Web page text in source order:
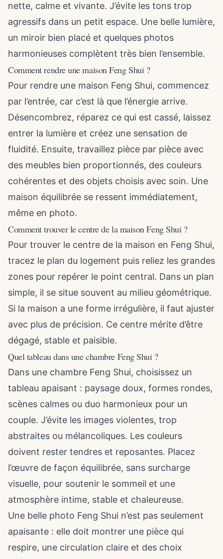
nette, calme et vivante. J’évite les tons trop
agressifs dans un petit espace. Une belle lumière,
un miroir bien placé et quelques photos
harmonieuses complètent très bien l’ensemble.
Comment rendre une maison Feng Shui ?
Pour rendre une maison Feng Shui, commencez
par l’entrée, car c’est là que l’énergie arrive.
Désencombrez, réparez ce qui est cassé, laissez
entrer la lumière et créez une sensation de
fluidité. Ensuite, travaillez pièce par pièce avec
des meubles bien proportionnés, des couleurs
cohérentes et des objets choisis avec soin. Une
maison équilibrée se ressent immédiatement,
même en photo.
Comment trouver le centre de la maison Feng Shui ?
Pour trouver le centre de la maison en Feng Shui,
tracez le plan du logement puis reliez les grandes
zones pour repérer le point central. Dans un plan
simple, il se situe souvent au milieu géométrique.
Si la maison a une forme irrégulière, il faut ajuster
avec plus de précision. Ce centre mérite d’être
dégagé, stable et paisible.
Quel tableau dans une chambre Feng Shui ?
Dans une chambre Feng Shui, choisissez un
tableau apaisant : paysage doux, formes rondes,
scènes calmes ou duo harmonieux pour un
couple. J’évite les images violentes, trop
abstraites ou mélancoliques. Les couleurs
doivent rester tendres et reposantes. Placez
l’œuvre de façon équilibrée, sans surcharge
visuelle, pour soutenir le sommeil et une
atmosphère intime, stable et chaleureuse.
Une belle photo Feng Shui n’est pas seulement
apaisante : elle doit montrer une pièce qui
respire, une circulation claire et des choix